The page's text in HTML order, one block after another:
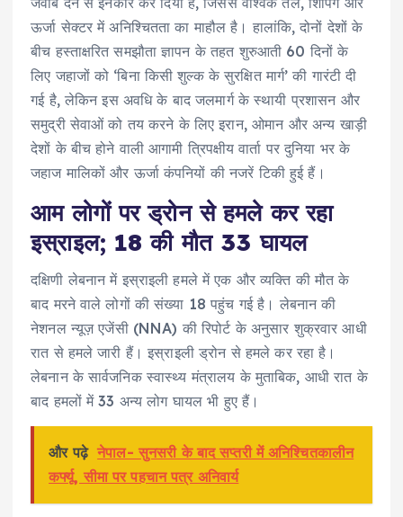
ऊर्जा सेक्टर में अनिश्चितता का माहौल है। हालांकि, दोनों देशों के
बीच हस्ताक्षरित समझौता ज्ञापन के तहत शुरुआती 60 दिनों के
लिए जहाजों को ‘बिना किसी शुल्क के सुरक्षित मार्ग’ की गारंटी दी
गई है, लेकिन इस अवधि के बाद जलमार्ग के स्थायी प्रशासन और
समुद्री सेवाओं को तय करने के लिए इरान, ओमान और अन्य खाड़ी
देशों के बीच होने वाली आगामी त्रिपक्षीय वार्ता पर दुनिया भर के
जहाज मालिकों और ऊर्जा कंपनियों की नजरें टिकी हुई हैं।
आम लोगों पर ड्रोन से हमले कर रहा
इस्राइल; 18 की मौत 33 घायल
दक्षिणी लेबनान में इस्राइली हमले में एक और व्यक्ति की मौत के
बाद मरने वाले लोगों की संख्या 18 पहुंच गई है। लेबनान की
नेशनल न्यूज़ एजेंसी (NNA) की रिपोर्ट के अनुसार शुक्रवार आधी
रात से हमले जारी हैं। इस्राइली ड्रोन से हमले कर रहा है।
लेबनान के सार्वजनिक स्वास्थ्य मंत्रालय के मुताबिक, आधी रात के
बाद हमलों में 33 अन्य लोग घायल भी हुए हैं।
और पढ़े नेपाल- सुनसरी के बाद सप्तरी में अनिश्चितकालीन
कर्फ्यू, सीमा पर पहचान पत्र अनिवार्य